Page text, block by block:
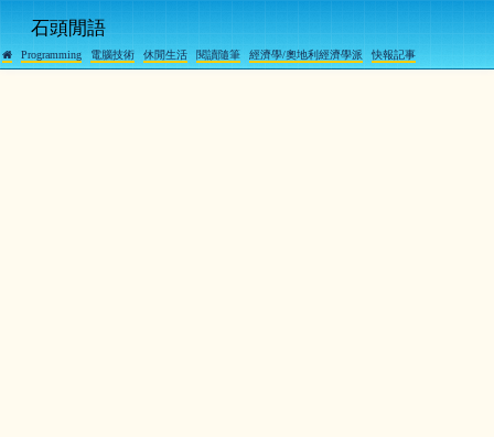
石頭閒語
 Programming 電腦技術 休閒生活 閱讀隨筆 經濟學/奧地利經濟學派 快報記事